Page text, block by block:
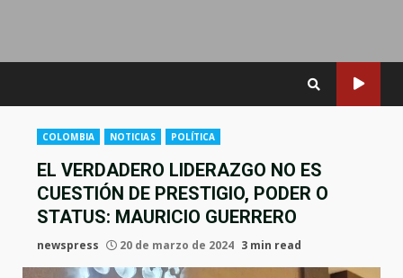
COLOMBIA NOTICIAS POLÍTICA
EL VERDADERO LIDERAZGO NO ES
CUESTIÓN DE PRESTIGIO, PODER O
STATUS: MAURICIO GUERRERO
newspress 20 de marzo de 2024 3 min read